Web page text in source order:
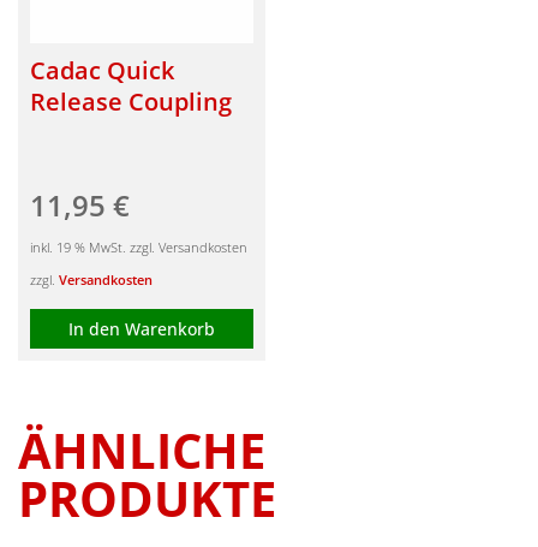
Cadac Quick
Release Coupling
11,95 €
inkl. 19 % MwSt. zzgl. Versandkosten
zzgl. Versandkosten
In den Warenkorb
ÄHNLICHE
PRODUKTE